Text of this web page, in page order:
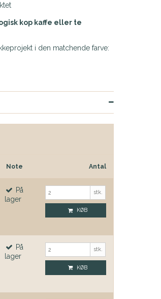
kop kaffe eller te
i den matchende farve:
Note Antal
På
lager
stk.
KØB
På
lager
stk.
KØB